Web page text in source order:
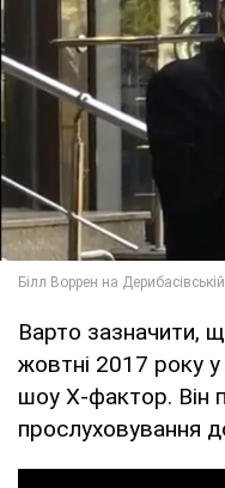
Варто зазначити,
жовтні 2017 року
шоу Х-фактор. Він
прослуховування